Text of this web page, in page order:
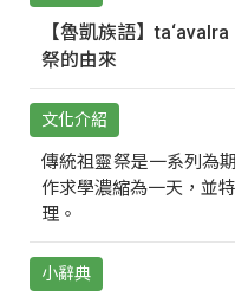
【魯凱族語】
祭的由來
文化介紹
傳統祖靈祭是一系列為
作求學濃縮為一天，並
理。
小辭典